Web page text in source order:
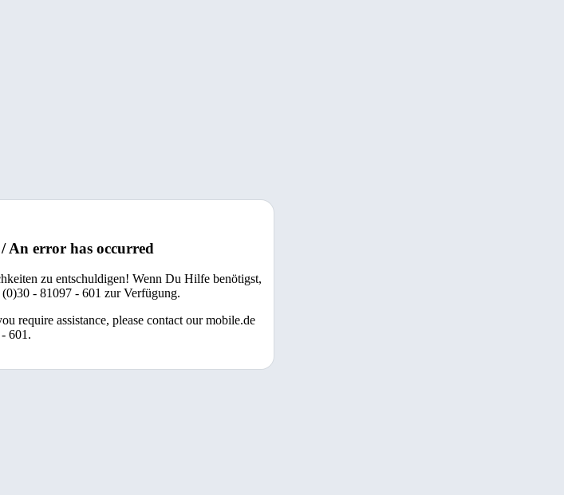
An error has occurred
zu entschuldigen! Wenn Du Hilfe benötigst,
- 81097 - 601 zur Verfügung.
require assistance, please contact our mobile.de
601.